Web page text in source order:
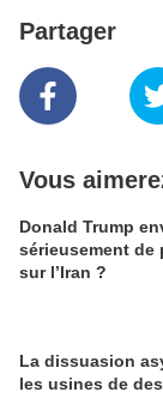
Partager
Vous
Donald Trump
sérieusement de
sur l’Iran ?
La dissuasion
les usines de